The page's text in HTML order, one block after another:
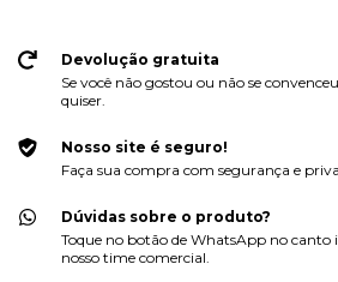
Devolução gratuita
Se você não gostou ou não se
quiser.
Nosso site é seguro!
Faça sua compra com segurança e
Dúvidas sobre o produto?
Toque no botão de WhatsApp no canto
nosso time comercial.